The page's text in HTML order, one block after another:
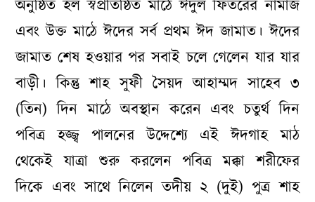
অনুষ্ঠিত হল স্বপ্রতিষ্ঠিত মাঠে ঈদুল ফিতরের নামাজ
এবং উক্ত মাঠে ঈদের সর্ব প্রথম ঈদ জামাত। ঈদের
জামাত শেষ হওয়ার পর সবাই চলে গেলেন যার যার
বাড়ী। কিন্তু শাহ সুফী সৈয়দ আ‏হাম্মদ সাহেব ৩
(তিন) দিন মাঠে অবস্থান করেন এবং চতুর্থ দিন
পবিত্র হজ্জ্ব পালনের উদ্দেশ্যে এই ঈদগাহ মাঠ
থেকেই যাত্রা শুরু করলেন পবিত্র মক্কা শরীফের
দিকে এবং সাথে নিলেন তদীয় ২ (দুই) পুত্র শাহ